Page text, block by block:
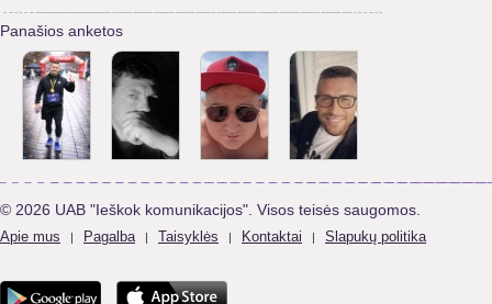
Panašios anketos
© 2026 UAB "Ieškok komunikacijos". Visos teisės saugomos.
Apie mus | Pagalba | Taisyklės | Kontaktai | Slapukų politika